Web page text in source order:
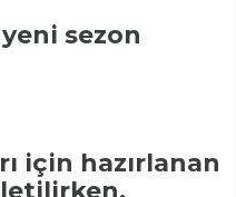
sezon
için hazırlanan